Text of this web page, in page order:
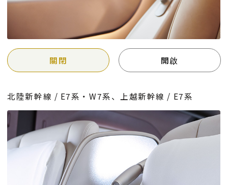
關閉 開啟
北陸新幹線 / E7系・W7系、上越新幹線 / E7系